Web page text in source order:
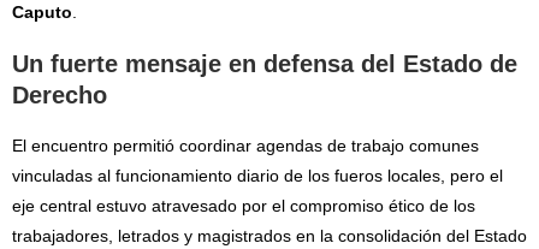
Caputo.
Un fuerte mensaje en defensa del Estado de
Derecho
El encuentro permitió coordinar agendas de trabajo comunes
vinculadas al funcionamiento diario de los fueros locales, pero el
eje central estuvo atravesado por el compromiso ético de los
trabajadores, letrados y magistrados en la consolidación del Estado